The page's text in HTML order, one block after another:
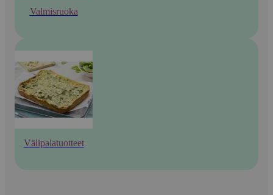
Valmisruoka
Välipalatuotteet